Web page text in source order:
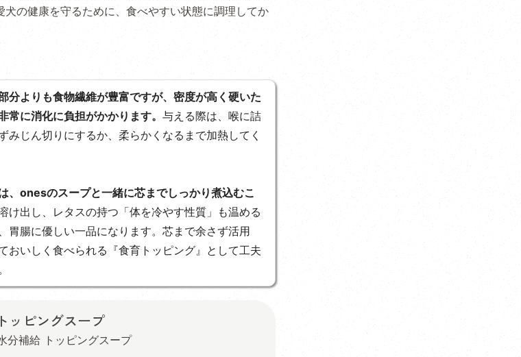
の健康を守るために、食べやすい状態に調理してか
分よりも食物繊維が豊富ですが、密度が高く硬いた
常に消化に負担がかかります。 与える際は、喉に詰
みじん切りにするか、柔らかくなるまで加熱してく
、onesのスープと一緒に芯までしっかり煮込むこ
け出し、レタスの持つ「体を冷やす性質」も温める
胃腸に優しい一品になります。芯まで余さず活用
おいしく食べられる『食育トッピング』として工夫
ッピングスープ
分補給 トッピングスープ